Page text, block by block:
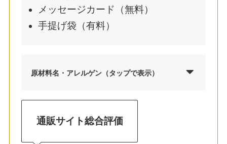
メッセージカード（無料）
手提げ袋（有料）
原材料名・アレルゲン（タップで表示）
通販サイト総合評価